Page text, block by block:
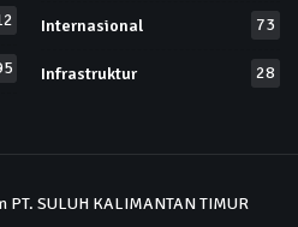
Internasional 73
Infrastruktur 28
PT. SULUH KALIMANTAN TIMUR